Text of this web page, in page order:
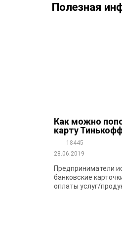
Полезная
Как можно
карту
18445
28.06.2019
Предприниматели
банковские
оплаты услуг/